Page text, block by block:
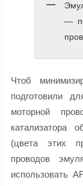
—
Чтоб
подготовили
моторной
катализатора
(цвета этих
проводов
использовать